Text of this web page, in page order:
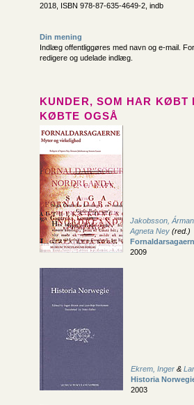
2018, ISBN 978-87-635-4649-2, indb
Din mening
Indlæg offentliggøres med navn og e-mail.
redigere og udelade indlæg.
KUNDER, SOM HAR KØBT
KØBTE OGSÅ
Jakobsson,
Agneta Ney (red.)
2009
Ekrem, Inger &
Historia
2003